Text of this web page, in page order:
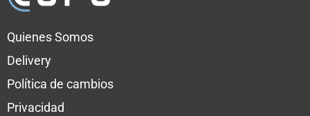
Quienes Somos
Delivery
Política de cambios
Privacidad